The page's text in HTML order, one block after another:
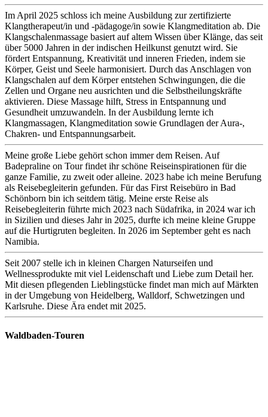
Im April 2025 schloss ich meine Ausbildung zur zertifizierte
Klangtherapeut/in und -pädagoge/in sowie Klangmeditation ab. Die
Klangschalenmassage basiert auf altem Wissen über Klänge, das seit
über 5000 Jahren in der indischen Heilkunst genutzt wird. Sie
fördert Entspannung, Kreativität und inneren Frieden, indem sie
Körper, Geist und Seele harmonisiert. Durch das Anschlagen von
Klangschalen auf dem Körper entstehen Schwingungen, die die
Zellen und Organe neu ausrichten und die Selbstheilungskräfte
aktivieren. Diese Massage hilft, Stress in Entspannung und
Gesundheit umzuwandeln. In der Ausbildung lernte ich
Klangmassagen, Klangmeditation sowie Grundlagen der Aura-,
Chakren- und Entspannungsarbeit.
Meine große Liebe gehört schon immer dem Reisen. Auf
Badepraline on Tour findet ihr schöne Reiseinspirationen für die
ganze Familie, zu zweit oder alleine. 2023 habe ich meine Berufung
als Reisebegleiterin gefunden. Für das First Reisebüro in Bad
Schönborn bin ich seitdem tätig. Meine erste Reise als
Reisebegleiterin führte mich 2023 nach Südafrika, in 2024 war ich
in Sizilien und dieses Jahr in 2025, durfte ich meine kleine Gruppe
auf die Hurtigruten begleiten. In 2026 im September geht es nach
Namibia.
Seit 2007 stelle ich in kleinen Chargen Naturseifen und
Wellnessprodukte mit viel Leidenschaft und Liebe zum Detail her.
Mit diesen pflegenden Lieblingstücke findet man mich auf Märkten
in der Umgebung von Heidelberg, Walldorf, Schwetzingen und
Karlsruhe. Diese Ära endet mit 2025.
Waldbaden-Touren